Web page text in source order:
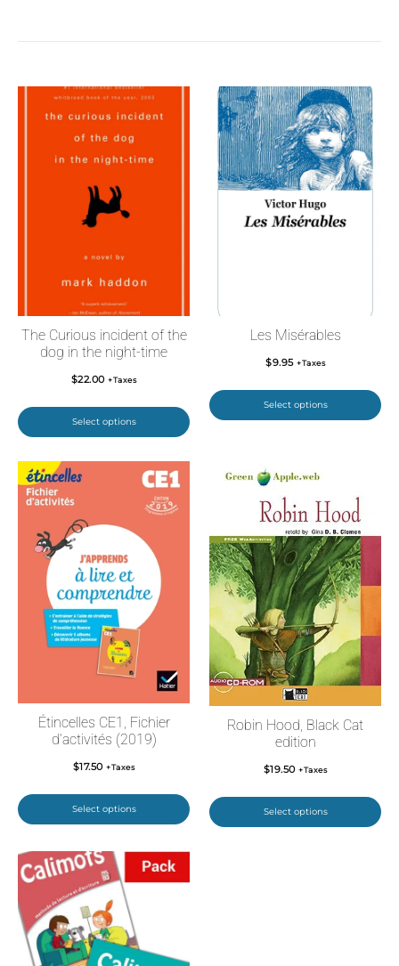
The Curious incident of the
dog in the night-time
$22.00 +Taxes
Select options
Les Misérables
$9.95 +Taxes
Select options
Étincelles CE1, Fichier
d’activités (2019)
$17.50 +Taxes
Select options
Robin Hood, Black Cat
edition
$19.50 +Taxes
Select options